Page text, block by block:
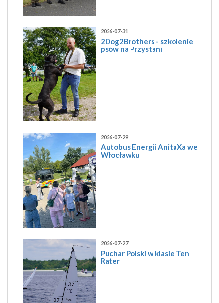
2026-07-31
2Dog2Brothers - szkolenie
psów na Przystani
2026-07-29
Autobus Energii AnitaXa we
Włocławku
2026-07-27
Puchar Polski w klasie Ten
Rater